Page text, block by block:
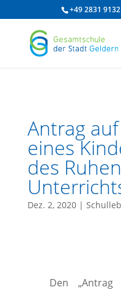
+49 2831
Antrag
eines
des
Dez. 2, 2020|
Den